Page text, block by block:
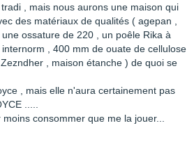
, mais nous aurons une maison qui
des matériaux de qualités ( agepan ,
ossature de 220 , un poêle Rika à
, 400 mm de ouate de cellulose
Zezndher , maison étanche ) de quoi se
, mais elle n'aura certainement pas
.....
consommer que me la jouer...